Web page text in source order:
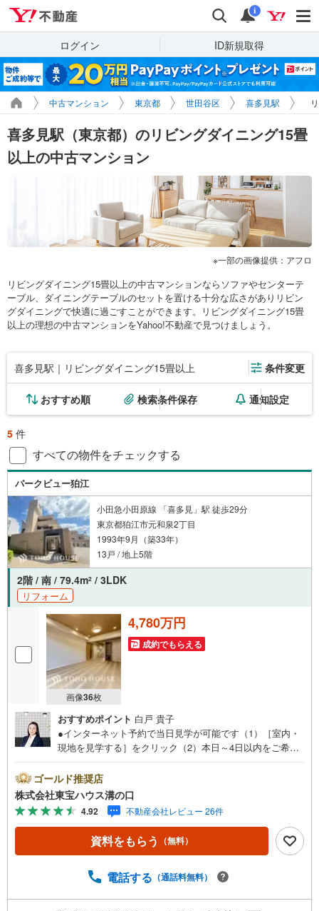
検索 通知
i
ログイン ID新規取得
中古マンション 東京都 世田谷区 喜多見駅
喜多見駅（東京都）のリビングダイニング15畳
以上の中古マンション
一部の画像提供：アフロ
リビングダイニング15畳以上の中古マンションならソファやセンターテ
ーブル、ダイニングテーブルのセットを置ける十分な広さがありリビン
グダイニングで快適に過ごすことができます。リビングダイニング15畳
以上の理想の中古マンションをYahoo!不動産で見つけましょう。
喜多見駅｜リビングダイニング15畳以上 条件変更
おすすめ順 検索条件保存 通知設定
5 件
すべての物件をチェックする
パークビュー狛江
小田急小田原線 「喜多見」駅 徒歩29分
東京都狛江市元和泉2丁目
1993年9月（築33年）
13戸 / 地上5階
2階 / 南 / 79.4m2 / 3LDK
リフォーム
画像36枚
4,780万円
成約でもらえる
おすすめポイント 白戸 貴子
●インターネット予約で当日見学が可能です（1）［室内・
現地を見学する］をクリック（2）本日～4日以内をご希望
い！●10:00～21:00はお電話でのお問い合わせがスムーズで
す。【Yahoo！ 不動産キャンペーン対象店舗】当店で物件
を成約するとPayPayポイントがもらえる「Yahoo！不動産
物件ご成約キャンペーン」の対象になります。「資料をも
らう」「見学予約をする」ボタンからお問い合わせくださ
い。※必ずYahoo！ JAPAN IDでログインしてください。※P
客様からのお言葉に感謝してこれからも楽しく素敵なお家
らまずは、お気軽に東宝ハウス溝の口に相談してみません
ゴールド推奨店
株式会社東宝ハウス溝の口
4.92 不動産会社レビュー 26件
資料をもらう （無料）
電話する （通話料無料）